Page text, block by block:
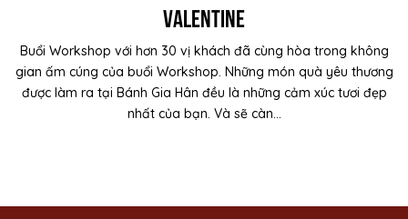
valentine
Buổi Workshop với hơn 30 vị khách đã cùng hòa trong không
gian ấm cúng của buổi Workshop. Những món quà yêu thương
được làm ra tại Bánh Gia Hân đều là những cảm xúc tươi đẹp
nhất của bạn. Và sẽ càn...